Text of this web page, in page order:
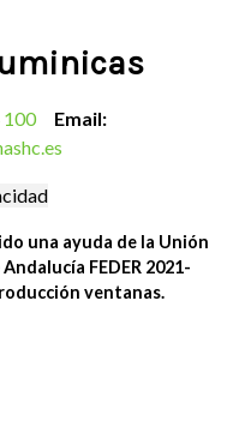
100
Email:
una ayuda de la Unión
FEDER 2021-
ventanas.